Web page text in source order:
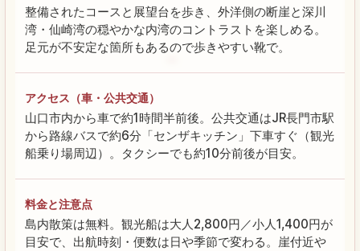
整備されたコースと展望台を歩き、外洋側の断崖と深川
湾・仙崎湾の穏やかな内湾のコントラストを楽しめる。
足元が不安定な箇所もあるので歩きやすい靴で。
アクセス（車・公共交通）
山口市内から車で約1時間半前後。公共交通はJR長門市駅
から路線バスで約6分「センザキッチン」下車すぐ（観光
船乗り場周辺）。タクシーでも約10分前後が目安。
料金と注意点
島内散策は無料。観光船は大人2,800円／小人1,400円が
目安で、出航時刻・便数は日や季節で変わる。崖付近や